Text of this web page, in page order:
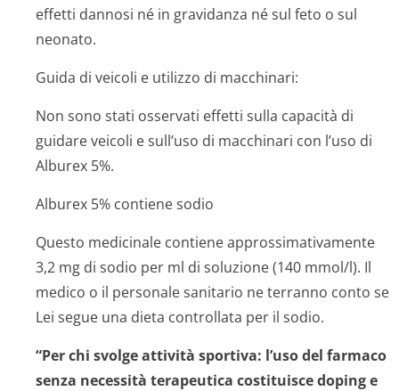
effetti dannosi né in gravidanza né sul feto o sul
neonato.
Guida di veicoli e utilizzo di macchinari:
Non sono stati osservati effetti sulla capacità di
guidare veicoli e sull’uso di macchinari con l’uso di
Alburex 5%.
Alburex 5% contiene sodio
Questo medicinale contiene approssimativamente
3,2 mg di sodio per ml di soluzione (140 mmol/l). Il
medico o il personale sanitario ne terranno conto se
Lei segue una dieta controllata per il sodio.
“Per chi svolge attività sportiva: l’uso del farmaco
senza necessità terapeutica costituisce doping e